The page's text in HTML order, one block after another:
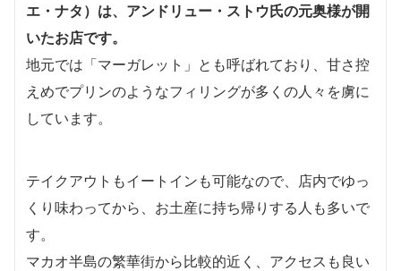
エ・ナタ）は、アンドリュー・ストウ氏の元奥様が開
いたお店です。
地元では「マーガレット」とも呼ばれており、甘さ控
えめでプリンのようなフィリングが多くの人々を虜に
しています。
テイクアウトもイートインも可能なので、店内でゆっ
くり味わってから、お土産に持ち帰りする人も多いで
す。
マカオ半島の繁華街から比較的近く、アクセスも良い